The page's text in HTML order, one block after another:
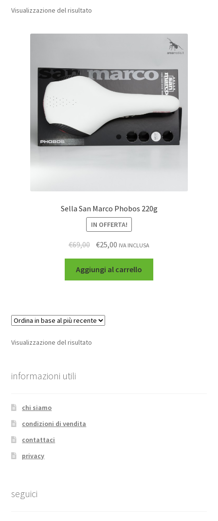
sport e tempo libero
Visualizzazione del risultato
Sella San Marco Phobos 220g
IN OFFERTA!
€69,00 €25,00 IVA INCLUSA
Aggiungi al carrello
Visualizzazione del risultato
informazioni utili
chi siamo
condizioni di vendita
contattaci
privacy
seguici